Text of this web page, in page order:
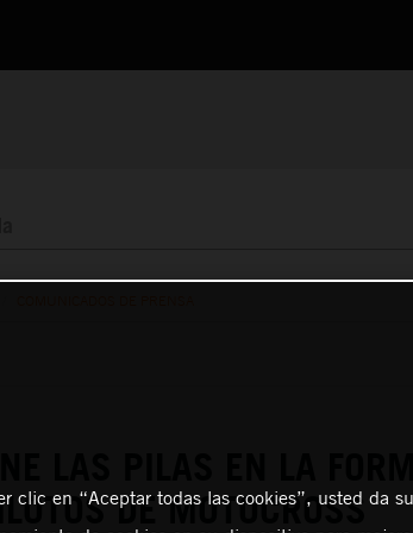
DE MOTOCROSS
clic en “Aceptar todas las cookies”, usted da